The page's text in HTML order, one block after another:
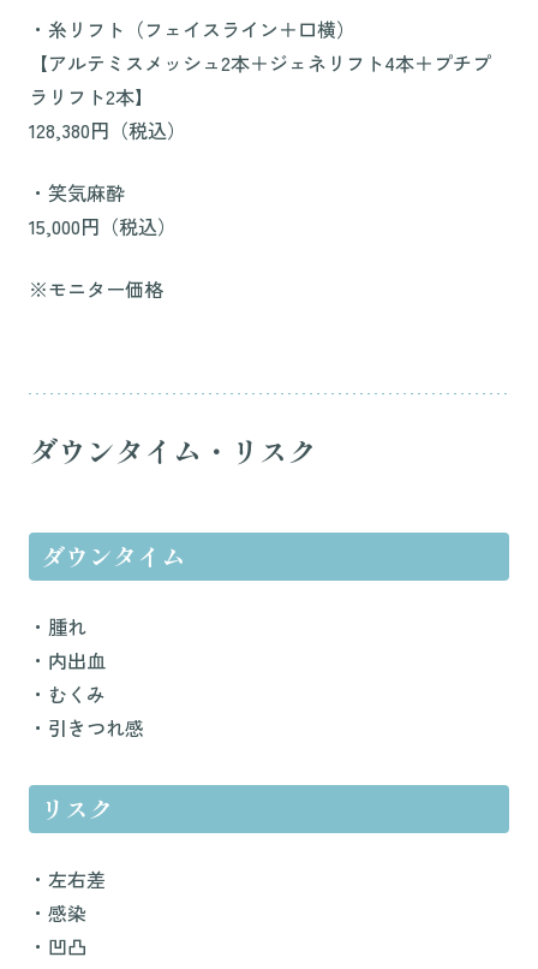
・糸リフト（フェイスライン＋口横）
【アルテミスメッシュ2本＋ジェネリフト4本＋プチプ
ラリフト2本】
128,380円（税込）
・笑気麻酔
15,000円（税込）
※モニター価格
ダウンタイム・リスク
ダウンタイム
・腫れ
・内出血
・むくみ
・引きつれ感
リスク
・左右差
・感染
・凹凸